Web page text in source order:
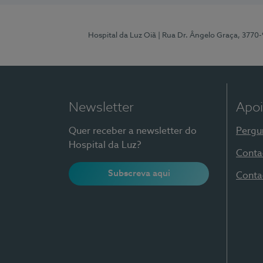
Hospital da Luz Oiã | Rua Dr. Ângelo Graça,
Newsletter
Quer receber a newsletter do
Hospital da Luz?
Subscreva aqui